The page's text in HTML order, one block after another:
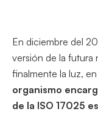
En diciembre del
versión de la futura
finalmente la luz,
organismo
de la ISO 17025